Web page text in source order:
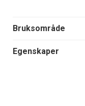
Bruksområde
Egenskaper